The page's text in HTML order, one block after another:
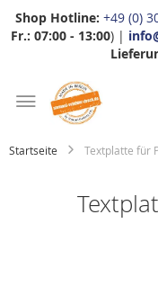
Shop Hotline: +49 (0)
Fr.: 07:00 - 13:00) |
Startseite Textplatte für